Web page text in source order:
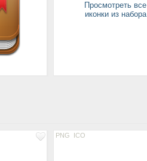
Просмотреть все
иконки из набора
PNG ICO